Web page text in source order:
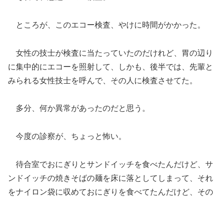
ところが、このエコー検査、やけに時間がかかった。
女性の技士が検査に当たっていたのだけれど、胃の辺り
に集中的にエコーを照射して、しかも、後半では、先輩と
みられる女性技士を呼んで、その人に検査させてた。
多分、何か異常があったのだと思う。
今度の診察が、ちょっと怖い。
待合室でおにぎりとサンドイッチを食べたんだけど、サ
ンドイッチの焼きそばの麺を床に落としてしまって、それ
をナイロン袋に収めておにぎりを食べてたんだけど、その